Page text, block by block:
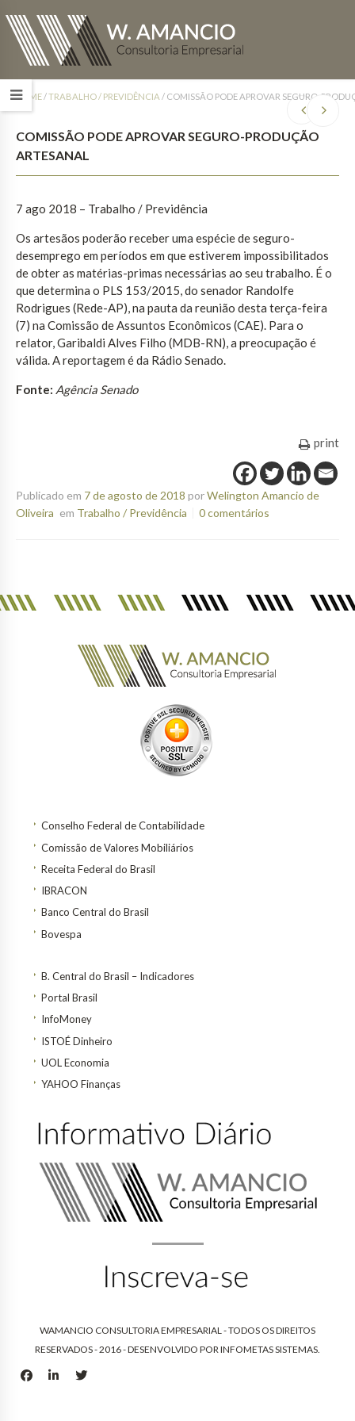
HOME/TRABALHO / PREVIDÊNCIA / COMISSÃO PODE APROVAR SEGURO-
COMISSÃO PODE APROVAR SEGURO-PRODUÇÃO
ARTESANAL
7 ago 2018 – Trabalho / Previdência
Os artesãos poderão receber uma espécie de seguro-
desemprego em períodos em que estiverem impossibilitados
de obter as matérias-primas necessárias ao seu trabalho. É o
que determina o PLS 153/2015, do senador Randolfe
Rodrigues (Rede-AP), na pauta da reunião desta terça-feira
(7) na Comissão de Assuntos Econômicos (CAE). Para o
relator, Garibaldi Alves Filho (MDB-RN), a preocupação é
válida. A reportagem é da Rádio Senado.
Fonte: Agência Senado
print
Publicado em 7 de agosto de 2018 porWelington Amancio de
Oliveira em Trabalho / Previdência 0 comentários
Conselho Federal de Contabilidade
Comissão de Valores Mobiliários
Receita Federal do Brasil
IBRACON
Banco Central do Brasil
Bovespa
B. Central do Brasil – Indicadores
Portal Brasil
InfoMoney
ISTOÉ Dinheiro
UOL Economia
YAHOO Finanças
WAMANCIO CONSULTORIA EMPRESARIAL - TODOS OS DIREITOS
RESERVADOS - 2016 - DESENVOLVIDO PORINFOMETAS SISTEMAS.